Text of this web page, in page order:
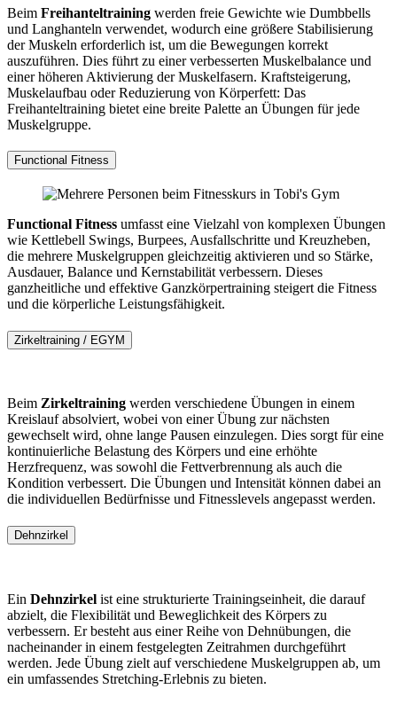
Beim Freihanteltraining werden freie Gewichte wie Dumbbells
und Langhanteln verwendet, wodurch eine größere Stabilisierung
der Muskeln erforderlich ist, um die Bewegungen korrekt
auszuführen. Dies führt zu einer verbesserten Muskelbalance und
einer höheren Aktivierung der Muskelfasern. Kraftsteigerung,
Muskelaufbau oder Reduzierung von Körperfett: Das
Freihanteltraining bietet eine breite Palette an Übungen für jede
Muskelgruppe.
Functional Fitness
Functional Fitness umfasst eine Vielzahl von komplexen Übungen
wie Kettlebell Swings, Burpees, Ausfallschritte und Kreuzheben,
die mehrere Muskelgruppen gleichzeitig aktivieren und so Stärke,
Ausdauer, Balance und Kernstabilität verbessern. Dieses
ganzheitliche und effektive Ganzkörpertraining steigert die Fitness
und die körperliche Leistungsfähigkeit.
Zirkeltraining / EGYM
Beim Zirkeltraining werden verschiedene Übungen in einem
Kreislauf absolviert, wobei von einer Übung zur nächsten
gewechselt wird, ohne lange Pausen einzulegen. Dies sorgt für eine
kontinuierliche Belastung des Körpers und eine erhöhte
Herzfrequenz, was sowohl die Fettverbrennung als auch die
Kondition verbessert. Die Übungen und Intensität können dabei an
die individuellen Bedürfnisse und Fitnesslevels angepasst werden.
Dehnzirkel
Ein Dehnzirkel ist eine strukturierte Trainingseinheit, die darauf
abzielt, die Flexibilität und Beweglichkeit des Körpers zu
verbessern. Er besteht aus einer Reihe von Dehnübungen, die
nacheinander in einem festgelegten Zeitrahmen durchgeführt
werden. Jede Übung zielt auf verschiedene Muskelgruppen ab, um
ein umfassendes Stretching-Erlebnis zu bieten.